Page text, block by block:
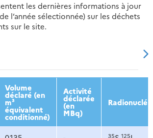
les dernières informations à jour
l’année sélectionnée) sur les déchets
sur le site.
2014 2015 2016
Volume
déclaré (en
m³
équivalent
conditionné)
Activité
déclarée
(en
MBq)
35 125